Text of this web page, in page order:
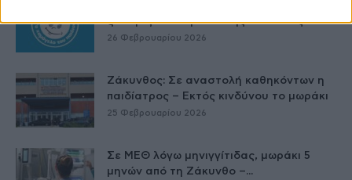
ξεχωρίζει στα μάτια της κοινωνίας
26 Φεβρουαρίου 2026
Ζάκυνθος: Σε αναστολή καθηκόντων η
παιδίατρος – Εκτός κινδύνου το μωράκι
25 Φεβρουαρίου 2026
Σε ΜΕΘ λόγω μηνιγγίτιδας, μωράκι 5
μηνών από τη Ζάκυνθο –...